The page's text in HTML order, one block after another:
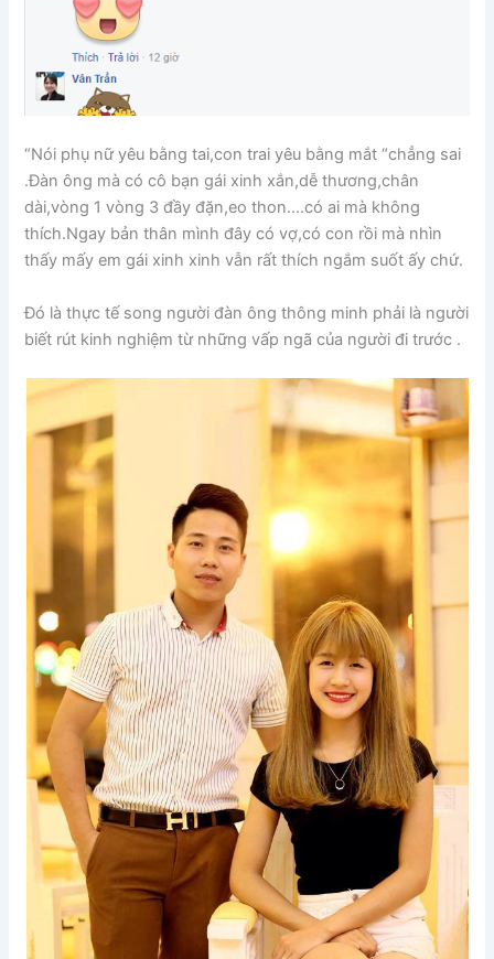
“Nói phụ nữ yêu bằng tai,con trai yêu bằng mắt “chẳng sai
.Đàn ông mà có cô bạn gái xinh xắn,dễ thương,chân
dài,vòng 1 vòng 3 đầy đặn,eo thon….có ai mà không
thích.Ngay bản thân mình đây có vợ,có con rồi mà nhìn
thấy mấy em gái xinh xinh vẫn rất thích ngắm suốt ấy chứ.
Đó là thực tế song người đàn ông thông minh phải là người
biết rút kinh nghiệm từ những vấp ngã của người đi trước .